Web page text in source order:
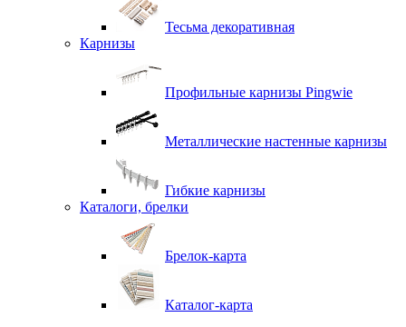
Тесьма декоративная
Карнизы
Профильные карнизы Pingwie
Металлические настенные карнизы
Гибкие карнизы
Каталоги, брелки
Брелок-карта
Каталог-карта